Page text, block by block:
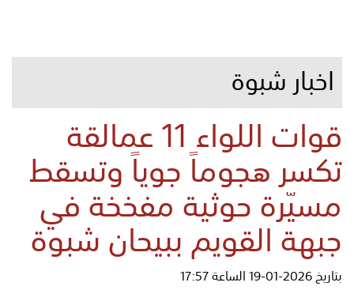
اخبار شبوة
قوات اللواء 11 عمالقة
تكسر هجوماً جوياً وتسقط
مسيّرة حوثية مفخخة في
جبهة القويم ببيحان شبوة
بتاريخ 2026-01-19 الساعة 17:57